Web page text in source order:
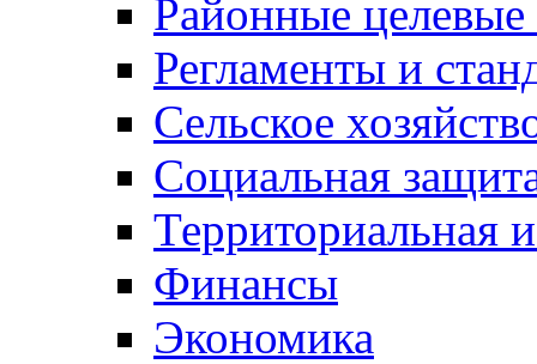
Районные
Регламенты и
Сельское
Социальная
Территориальная
Финансы
Экономика